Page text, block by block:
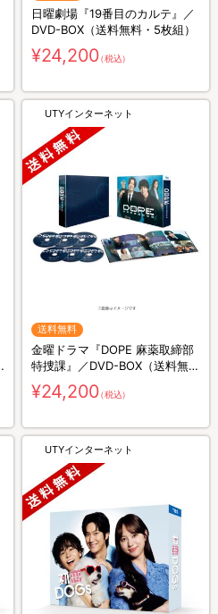
日曜劇場『19番目のカルテ』／
DVD-BOX（送料無料・5枚組）
¥24,200（税込）
UTYインターネット
送料無料
金曜ドラマ『DOPE 麻薬取締部
特捜課』／DVD-BOX（送料無
料・6枚組）
¥24,200（税込）
UTYインターネット